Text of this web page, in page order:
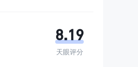
8.19
天眼评分